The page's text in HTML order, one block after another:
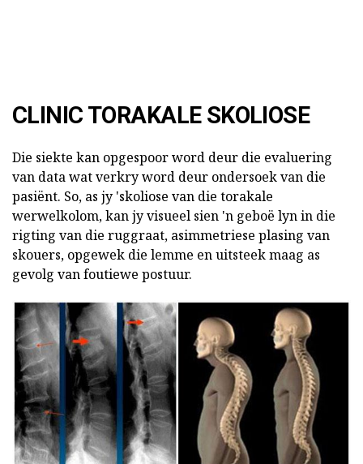
CLINIC TORAKALE SKOLIOSE
Die siekte kan opgespoor word deur die evaluering
van data wat verkry word deur ondersoek van die
pasiënt. So, as jy 'skoliose van die torakale
werwelkolom, kan jy visueel sien 'n geboë lyn in die
rigting van die ruggraat, asimmetriese plasing van
skouers, opgewek die lemme en uitsteek maag as
gevolg van foutiewe postuur.